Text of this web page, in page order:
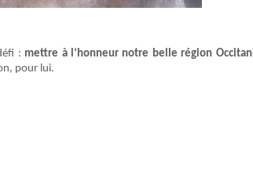
: mettre à l’honneur notre belle région
pour lui.